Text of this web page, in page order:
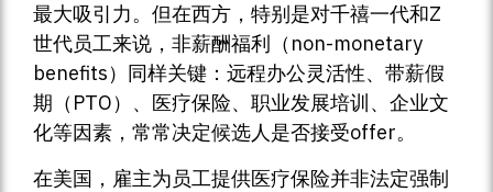
最大吸引力。但在西方，特别是对千禧一代和Z
世代员工来说，非薪酬福利（non-monetary
benefits）同样关键：远程办公灵活性、带薪假
期（PTO）、医疗保险、职业发展培训、企业文
化等因素，常常决定候选人是否接受offer。
在美国，雇主为员工提供医疗保险并非法定强制